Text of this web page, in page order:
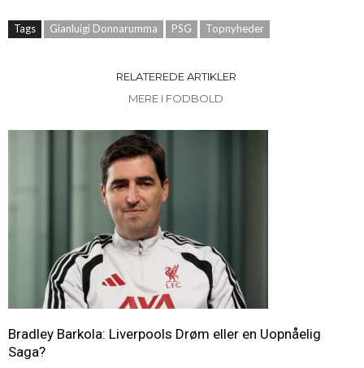
Tags Gianluigi Donnarumma PSG Topnyheder
RELATEREDE ARTIKLER
MERE I FODBOLD
Bradley Barkola: Liverpools Drøm eller en Uopnåelig
Saga?